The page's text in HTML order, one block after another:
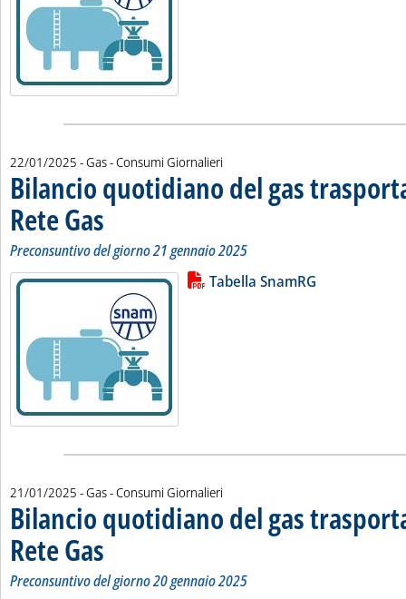
22/01/2025 - Gas - Consumi Giornalieri
Bilancio quotidiano del gas
Rete Gas . Sottotitolo: Preconsuntivo del giorno 21 gennaio 2025
. Pubblicata mercoledì 22 gennaio 2025 alle 11.12.
Preconsuntivo del giorno 21 gennaio 2025
Leggi tutta la notizia: 'Bilancio
Lista allegati PDF alla notiziaTabella SnamRG
21/01/2025 - Gas - Consumi Giornalieri
Bilancio quotidiano del gas
Rete Gas . Sottotitolo: Preconsuntivo del giorno 20 gennaio 2025
. Pubblicata martedì 21 gennaio 2025 alle 13.19.
Preconsuntivo del giorno 20 gennaio 2025